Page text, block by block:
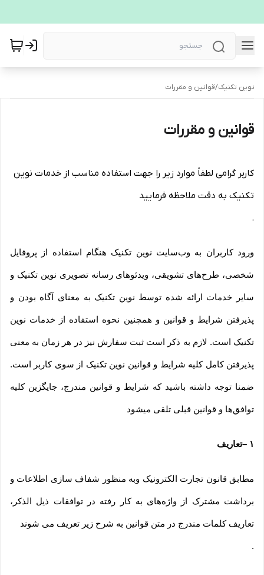
نوین تکنیک/قوانین و مقررات
قوانین و مقررات
کاربر گرامی لطفاً موارد زیر را جهت استفاده مناسب از خدمات نوین
تکنیک به دقت ملاحظه فرمایید
.
ورود کاربران به وب‏‌سایت نوین تکنیک هنگام استفاده از پروفایل
شخصی، طرح‏‌های تشویقی، ویدئوهای رسانه تصویری نوین تکنیک و
سایر خدمات ارائه شده توسط نوین تکنیک به معنای آگاه بودن و
پذیرفتن شرایط و قوانین و همچنین نحوه استفاده از خدمات نوین
تکنیک است. لازم به ذکر است ثبت سفارش نیز در هر زمان به معنی
پذیرفتن کامل کلیه شرایط و قوانین نوین تکنیک از سوی کاربر است.
ضمنا توجه داشته باشید که شرایط و قوانین مندرج، جایگزین کلیه
توافق‏‌ها و قوانین قبلی تلقی میشود
۱ –تعاریف
مطابق قانون تجارت الکترونیک وبه منظور شفاف سازی اطلاعات و
برداشت مشترک از واژه‌های به کار رفته در توافقات ذیل الذکر،
تعاریف کلمات مندرج در متن قوانین به شرح زیر تعریف می شوند
.